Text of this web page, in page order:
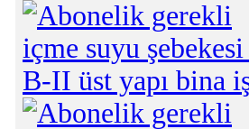
içme suyu
B-II üst yapı bina